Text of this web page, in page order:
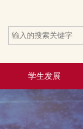
学生发展